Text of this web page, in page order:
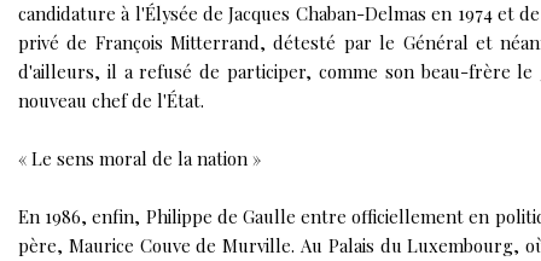
candidature à l'Élysée de Jacques Chaban-Delmas en 1974 et
privé de François Mitterrand, détesté par le Général et
d'ailleurs, il a refusé de participer, comme son beau-frère
nouveau chef de l'État.
« Le sens moral de la nation »
En 1986, enfin, Philippe de Gaulle entre officiellement en
père, Maurice Couve de Murville. Au Palais du Luxembourg,